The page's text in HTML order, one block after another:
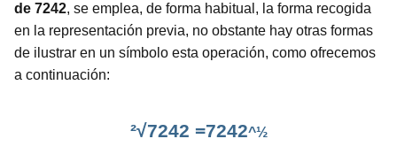
de 7242, se emplea, de forma habitual, la forma recogida
en la representación previa, no obstante hay otras formas
de ilustrar en un símbolo esta operación, como ofrecemos
a continuación:
²√7242 =7242^½